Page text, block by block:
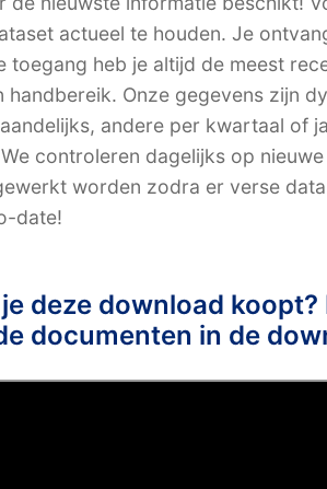
actueel te houden. Je
toegang heb je altijd de meest
handbereik. Onze gegevens zijn
andere per kwartaal of
controleren dagelijks op
worden zodra er verse
date!
deze download
documenten in de